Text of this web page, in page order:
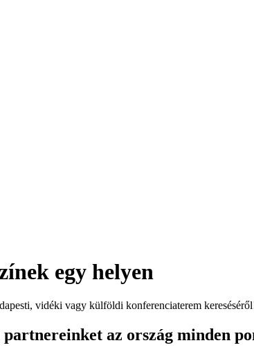
egy helyen
vidéki vagy külföldi konferenciaterem
az ország minden